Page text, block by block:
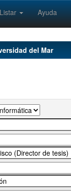
Listar Ayuda
del Mar